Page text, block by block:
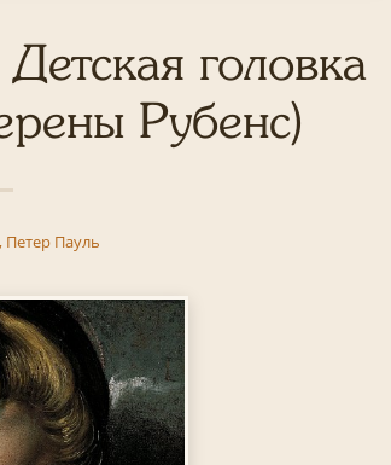
головка
Рубенс)
Петер Пауль